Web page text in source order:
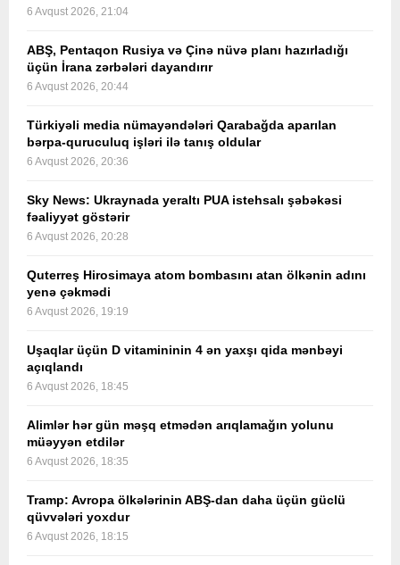
6 Avqust 2026, 21:04
ABŞ, Pentaqon Rusiya və Çinə nüvə planı hazırladığı
üçün İrana zərbələri dayandırır
6 Avqust 2026, 20:44
Türkiyəli media nümayəndələri Qarabağda aparılan
bərpa-quruculuq işləri ilə tanış oldular
6 Avqust 2026, 20:36
Sky News: Ukraynada yeraltı PUA istehsalı şəbəkəsi
fəaliyyət göstərir
6 Avqust 2026, 20:28
Quterreş Hirosimaya atom bombasını atan ölkənin adını
yenə çəkmədi
6 Avqust 2026, 19:19
Uşaqlar üçün D vitamininin 4 ən yaxşı qida mənbəyi
açıqlandı
6 Avqust 2026, 18:45
Alimlər hər gün məşq etmədən arıqlamağın yolunu
müəyyən etdilər
6 Avqust 2026, 18:35
Tramp: Avropa ölkələrinin ABŞ-dan daha üçün güclü
qüvvələri yoxdur
6 Avqust 2026, 18:15